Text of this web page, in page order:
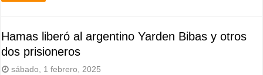
Hamas liberó al argentino Yarden Bibas y otros
dos prisioneros
sábado, 1 febrero, 2025